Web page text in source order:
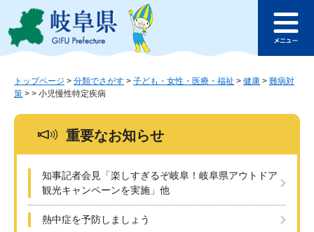
ジ
ュ
このページの本文へ
ュ
トップページ > 分類でさがす > 子ども・女性・医療・福祉 > 健康 > 難病対
策 > > 小児慢性特定疾病
重要なお知らせ
知事記者会見「楽しすぎるぞ岐阜！岐阜県アウトドア
観光キャンペーンを実施」他
熱中症を予防しましょう